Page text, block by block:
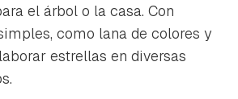
el árbol o la casa. Con
como lana de colores y
estrellas en diversas